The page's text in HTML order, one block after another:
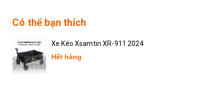
Có thể bạn thích
Xe Kéo Xsamtin XR-911 2024
Hết hàng